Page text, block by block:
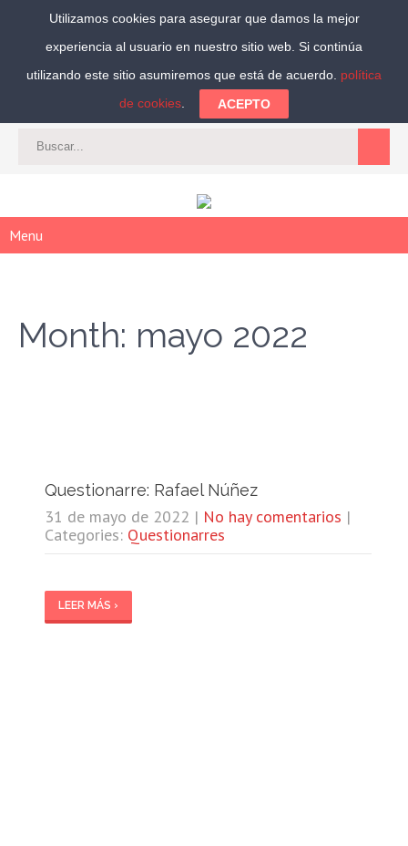
Síguenos:
CAT-ES| ACCEDER | REGISTRARSE
Menu
Month: mayo 2022
Questionarre: Rafael Núñez
31 de mayo de 2022 | No hay comentarios |
Categories: Questionarres
LEER MÁS ›
Utilizamos cookies para asegurar que damos la mejor
experiencia al usuario en nuestro sitio web. Si continúa
utilizando este sitio asumiremos que está de acuerdo. política
de cookies
ACEPTO